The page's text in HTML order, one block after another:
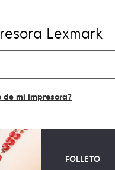
Lexmark
de mi impresora?
FOLLETO